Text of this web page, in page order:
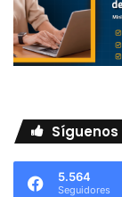
Síguenos
5.564
Seguidores